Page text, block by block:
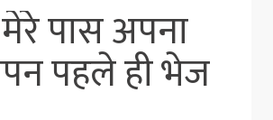
पास अपना
पहले ही भेज